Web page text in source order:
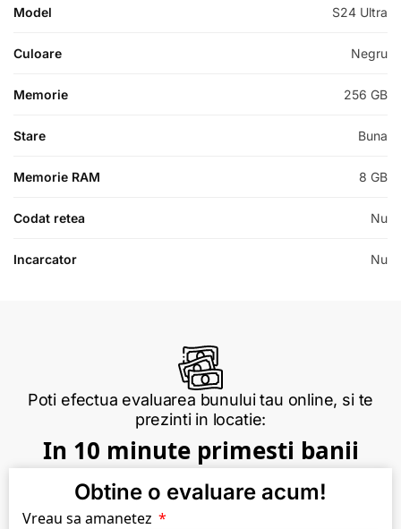
Model S24 Ultra
Culoare Negru
Memorie 256 GB
Stare Buna
Memorie RAM 8 GB
Codat retea Nu
Incarcator Nu
Poti efectua evaluarea bunului tau online, si te
prezinti in locatie:
In 10 minute primesti banii
Obtine o evaluare acum!
Vreau sa amanetez